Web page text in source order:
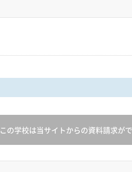
この学校は当サイトからの資料請求が